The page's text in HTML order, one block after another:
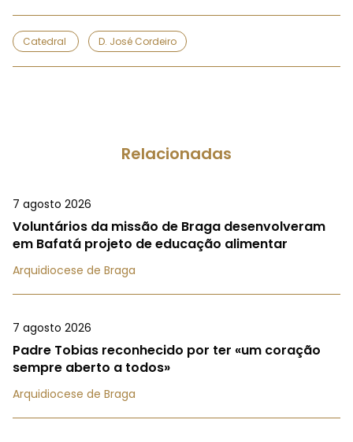
Catedral D. José Cordeiro
Relacionadas
7 agosto 2026
Voluntários da missão de Braga desenvolveram
em Bafatá projeto de educação alimentar
Arquidiocese de Braga
7 agosto 2026
Padre Tobias reconhecido por ter «um coração
sempre aberto a todos»
Arquidiocese de Braga